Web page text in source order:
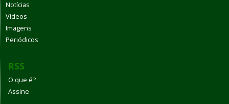
Notícias
Vídeos
Imagens
Periódicos
RSS
O que é?
Assine